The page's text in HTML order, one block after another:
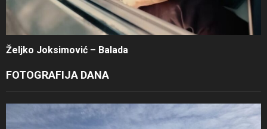
Željko Joksimović – Balada
FOTOGRAFIJA DANA